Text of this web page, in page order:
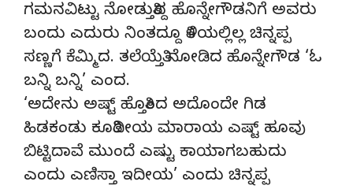
ಗಮನವಿಟ್ಟು ನೋಡುತ್ತಿದ್ದ ಹೊನ್ನೇಗೌಡನಿಗೆ ಅವರು
ಬಂದು ಎದುರು ನಿಂತದ್ದೂ ತಿಳಿಯಲ್ಲಿಲ್ಲ ಚಿನ್ನಪ್ಪ
ಸಣ್ಣಗೆ ಕೆಮ್ಮಿದ. ತಲೆಯೆತ್ತಿ ನೋಡಿದ ಹೊನ್ನೇಗೌಡ ‘ಓ
ಬನ್ನಿ ಬನ್ನಿ’ ಎಂದ.
‘ಅದೇನು ಅಷ್ಟ್ ಹೊತ್ತಿಂದ ಅದೊಂದೇ ಗಿಡ
ಹಿಡಕಂಡು ಕೂತಿದೀಯ ಮಾರಾಯ ಎಷ್ಟ್ ಹೂವು
ಬಿಟ್ಟಿದಾವೆ ಮುಂದೆ ಎಷ್ಟು ಕಾಯಾಗಬಹುದು
ಎಂದು ಎಣಿಸ್ತಾ ಇದೀಯ’ ಎಂದು ಚಿನ್ನಪ್ಪ